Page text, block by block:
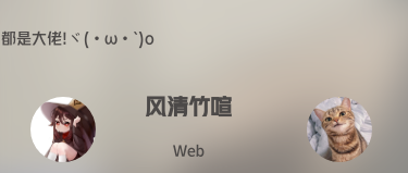
都是大佬!ヾ(•ω•`)o
风清竹喧
Web